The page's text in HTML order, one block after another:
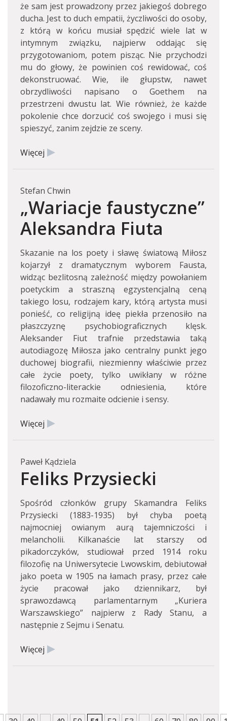
że sam jest prowadzony przez jakiegoś dobrego
ducha. Jest to duch empatii, życzliwości do osoby,
z którą w końcu musiał spędzić wiele lat w
intymnym związku, najpierw oddając się
przygotowaniom, potem pisząc. Nie przychodzi
mu do głowy, że powinien coś rewidować, coś
dekonstruować. Wie, ile głupstw, nawet
obrzydliwości napisano o Goethem na
przestrzeni dwustu lat. Wie również, że każde
pokolenie chce dorzucić coś swojego i musi się
spieszyć, zanim zejdzie ze sceny.
Więcej
Stefan Chwin
„Wariacje faustyczne”
Aleksandra Fiuta
Skazanie na los poety i sławę światową Miłosz
kojarzył z dramatycznym wyborem Fausta,
widząc bezlitosną zależność między powołaniem
poetyckim a straszną egzystencjalną ceną
takiego losu, rodzajem kary, którą artysta musi
ponieść, co religijną ideę piekła przenosiło na
płaszczyznę psychobiograficznych klęsk.
Aleksander Fiut trafnie przedstawia taką
autodiagozę Miłosza jako centralny punkt jego
duchowej biografii, niezmienny właściwie przez
całe życie poety, tylko uwikłany w różne
filozoficzno-literackie odniesienia, które
nadawały mu rozmaite odcienie i sensy.
Więcej
Paweł Kądziela
Feliks Przysiecki
Spośród członków grupy Skamandra Feliks
Przysiecki (1883-1935) był chyba poetą
najmocniej owianym aurą tajemniczości i
melancholii. Kilkanaście lat starszy od
pikadorczyków, studiował przed 1914 roku
filozofię na Uniwersytecie Lwowskim, debiutował
jako poeta w 1905 na łamach prasy, przez całe
życie pracował jako dziennikarz, był
sprawozdawcą parlamentarnym „Kuriera
Warszawskiego” najpierw z Rady Stanu, a
następnie z Sejmu i Senatu.
Więcej